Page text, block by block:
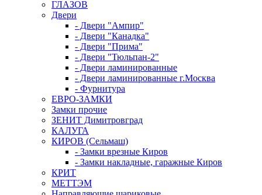
ГЛАЗОВ
Двери
- Двери "Ампир"
- Двери "Канадка"
- Двери "Прима"
- Двери "Тюльпан-2"
- Двери ламинированные
- Двери ламинированные г.Москва
- Фурнитура
ЕВРО-ЗАМКИ
Замки прочие
ЗЕНИТ Димитровград
КАЛУГА
КИРОВ (Сельмаш)
- Замки врезные Киров
- Замки накладные, гаражные Киров
КРИТ
МЕТТЭМ